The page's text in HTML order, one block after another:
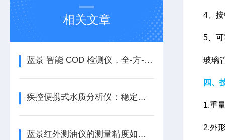
相关文章
蓝景 智能 COD 检测仪，全-方-位提升水质检测效能
疾控便携式水质分析仪：稳定性能守护水质安全
蓝景红外测油仪的测量精度如何？
4、
5、
玻璃
四、
1.重
2.外